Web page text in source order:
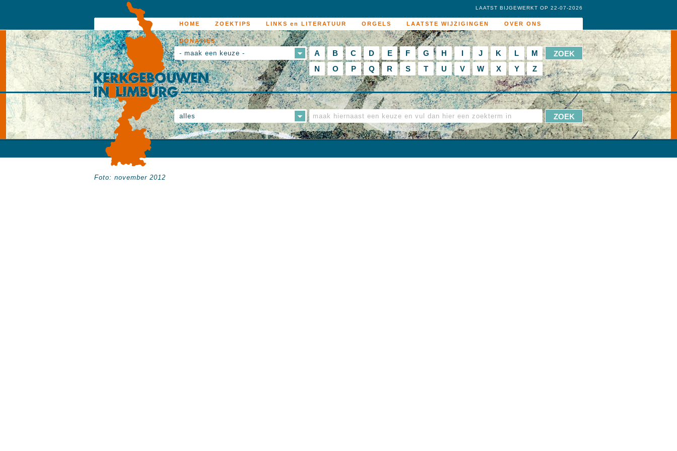
HOME ZOEKTIPS LINKS en LITERATUUR ORGELS LAATSTE WIJZIGINGEN OVER ONS
DONATIES
LAATST BIJGEWERKT OP 22-07-2026
- maak een keuze - A B C D E F G H I J K L
M
N
O P Q R S T U V W X Y Z
alles
Foto: november 2012